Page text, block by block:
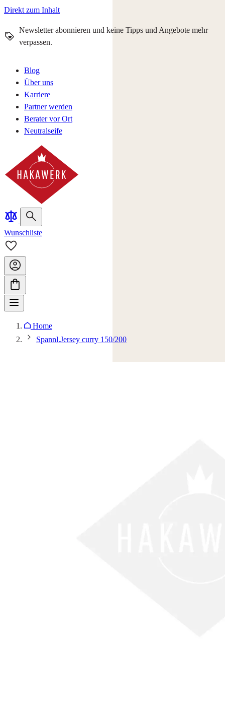
Direkt zum Inhalt
Newsletter abonnieren und keine Tipps und Angebote mehr
verpassen.
Blog
Über uns
Karriere
Partner werden
Berater vor Ort
Neutralseife
Wunschliste
Home
Spannl.Jersey curry 150/200